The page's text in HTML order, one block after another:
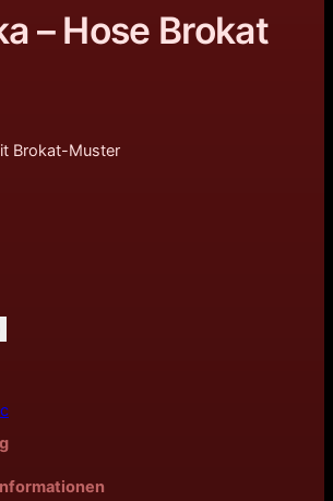
– Hose Brokat
Brokat-Muster